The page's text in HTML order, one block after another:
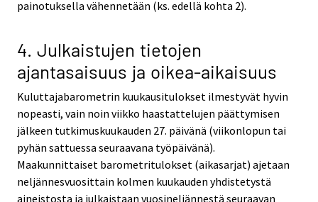
painotuksella vähennetään (ks. edellä kohta 2).
4. Julkaistujen tietojen
ajantasaisuus ja oikea-aikaisuus
Kuluttajabarometrin kuukausitulokset ilmestyvät hyvin
nopeasti, vain noin viikko haastattelujen päättymisen
jälkeen tutkimuskuukauden 27. päivänä (viikonlopun tai
pyhän sattuessa seuraavana työpäivänä).
Maakunnittaiset barometritulokset (aikasarjat) ajetaan
neljännesvuosittain kolmen kuukauden yhdistetystä
aineistosta ja julkaistaan vuosineljännestä seuraavan